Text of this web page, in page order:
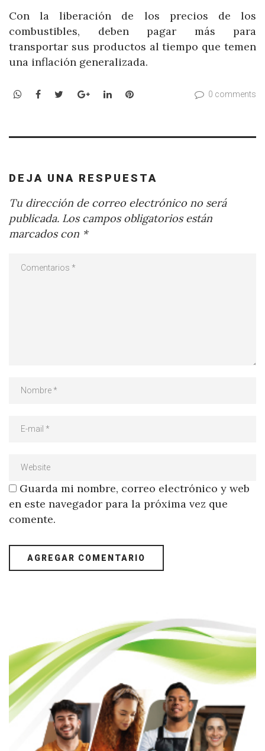
Con la liberación de los precios de los
combustibles, deben pagar más para
transportar sus productos al tiempo que temen
una inflación generalizada.
WhatsApp
Facebook
TwitterGoogle+LinkedInPinterest 0 comments
DEJA UNA RESPUESTA
Tu dirección de correo electrónico no será
publicada. Los campos obligatorios están
marcados con *
Guarda mi nombre, correo electrónico y web
en este navegador para la próxima vez que
comente.